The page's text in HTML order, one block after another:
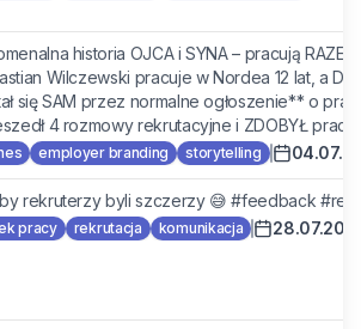
historia OJCA i SYNA – pracują
Wilczewski pracuje w Nordea 12 lat, a
się SAM przez normalne ogłoszenie** o
4 rozmowy rekrutacyjne i ZDOBYŁ pracę
employer branding storytelling
rekruterzy byli szczerzy 😅 #feedback
pracy rekrutacja komunikacja